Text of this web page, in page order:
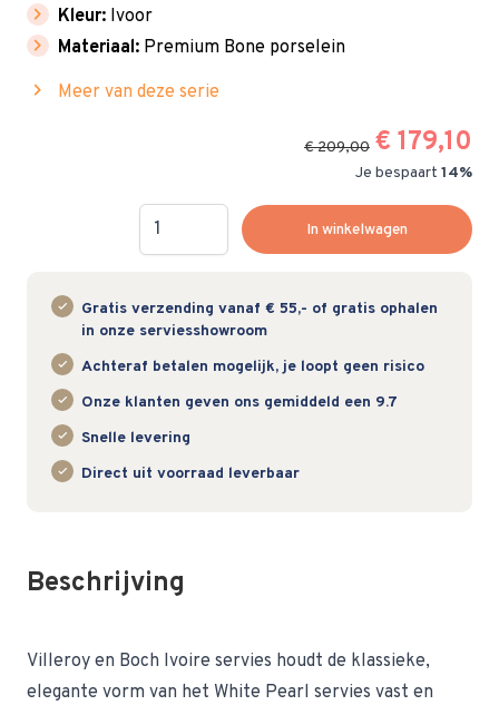
chevron_right Kleur: Ivoor
chevron_right Materiaal: Premium Bone porselein
chevron_right Meer van deze serie
€ 209,00 € 179,10
Je bespaart 14%
Hoeveelheid
In winkelwagen
Gratis verzending vanaf € 55,- of gratis ophalen
in onze serviesshowroom
Achteraf betalen mogelijk, je loopt geen risico
Onze klanten geven ons gemiddeld een 9.7
Snelle levering
Direct uit voorraad leverbaar
Beschrijving
Villeroy en Boch Ivoire servies houdt de klassieke,
elegante vorm van het White Pearl servies vast en